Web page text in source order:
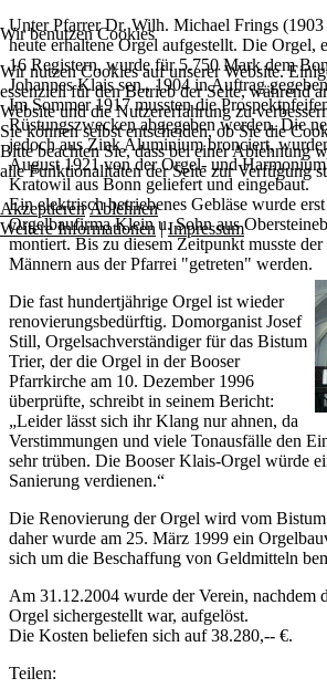
Unter Pfarrer Dr. Wilh. Michael Frings
heute erhaltene Orgel aufgestellt. Die Orgel,
16 Registern, wurde für 5.750 Mark dem
Johannes Klais sen., 1904 in Auftrag
Im Sommer 1917 mussten die
Rüstungszwecken abgegeben werden. Die
jedoch aus Zink Aluminium bronciert,
August 1921 von der Orgel- und
Kratowil aus Bonn geliefert und eingebaut.
Ein elektrisch betriebenes Gebläse wurde
Orgelbaufirma Klein u. Sohn aus
montiert. Bis zu diesem Zeitpunkt musste
Männern aus der Pfarrei "getreten" werden.
Die fast hundertjährige Orgel ist wieder
renovierungsbedürftig. Domorganist Josef
Still, Orgelsachverständiger für das Bistum
Trier, der die Orgel in der Booser
Pfarrkirche am 10. Dezember 1996
überprüfte, schreibt in seinem Bericht:
„Leider lässt sich ihr Klang nur ahnen, da
Verstimmungen und viele Tonausfälle den
sehr trüben. Die Booser Klais-Orgel würde
Sanierung verdienen.“
Die Renovierung der Orgel wird vom Bistum
daher wurde am 25. März 1999 ein
sich um die Beschaffung von Geldmitteln
Am 31.12.2004 wurde der Verein, nachdem
Orgel sichergestellt war, aufgelöst.
Die Kosten beliefen sich auf 38.280,-- €.
Teilen:
Wir benutzen Cookies
Wir nutzen Cookies auf unserer Website.
essenziell für den Betrieb der Seite, während
Website und die Nutzererfahrung zu
Sie können selbst entscheiden, ob Sie die
Bitte beachten Sie, dass bei einer Ablehnung
alle Funktionalitäten der Seite zur Verfügung
Akzeptieren Ablehnen
Weitere Informationen|Impressum